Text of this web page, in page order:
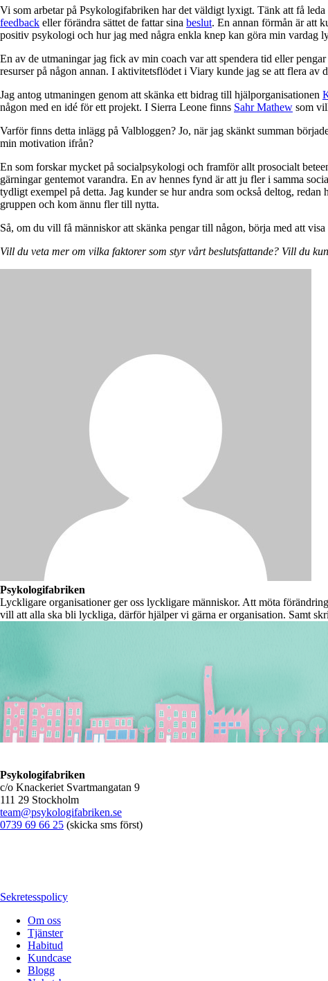
Vi som arbetar på Psykologifabriken har det väldigt lyxigt. Tänk att få leda
feedback eller förändra sättet de fattar sina beslut. En annan förmån är att
positiv psykologi och hur jag med några enkla knep kan göra min vardag
En av de utmaningar jag fick av min coach var att spendera tid eller
resurser på någon annan. I aktivitetsflödet i Viary kunde jag se att flera
Jag antog utmaningen genom att skänka ett bidrag till hjälporganisationen
någon med en idé för ett projekt. I Sierra Leone finns Sahr Mathew som
Varför finns detta inlägg på Valbloggen? Jo, när jag skänkt summan
min motivation ifrån?
En som forskar mycket på socialpsykologi och framför allt prosocialt
gärningar gentemot varandra. En av hennes fynd är att ju fler i samma
tydligt exempel på detta. Jag kunder se hur andra som också deltog,
gruppen och kom ännu fler till nytta.
Så, om du vill få människor att skänka pengar till någon, börja med att visa
Vill du veta mer om vilka faktorer som styr vårt beslutsfattande? Vill du
Psykologifabriken
Lyckligare organisationer ger oss lyckligare människor. Att möta
vill att alla ska bli lyckliga, därför hjälper vi gärna er organisation. Samt
Psykologifabriken
c/o Knackeriet Svartmangatan 9
111 29 Stockholm
team@psykologifabriken.se
0739 69 66 25 (skicka sms först)
Sekretesspolicy
Om oss
Tjänster
Habitud
Kundcase
Blogg